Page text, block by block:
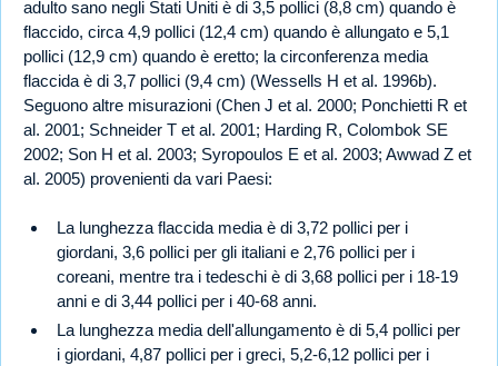
adulto sano negli Stati Uniti è di 3,5 pollici (8,8 cm) quando è
flaccido, circa 4,9 pollici (12,4 cm) quando è allungato e 5,1
pollici (12,9 cm) quando è eretto; la circonferenza media
flaccida è di 3,7 pollici (9,4 cm) (Wessells H et al. 1996b).
Seguono altre misurazioni (Chen J et al. 2000; Ponchietti R et
al. 2001; Schneider T et al. 2001; Harding R, Colombok SE
2002; Son H et al. 2003; Syropoulos E et al. 2003; Awwad Z et
al. 2005) provenienti da vari Paesi:
La lunghezza flaccida media è di 3,72 pollici per i
giordani, 3,6 pollici per gli italiani e 2,76 pollici per i
coreani, mentre tra i tedeschi è di 3,68 pollici per i 18-19
anni e di 3,44 pollici per i 40-68 anni.
La lunghezza media dell'allungamento è di 5,4 pollici per
i giordani, 4,87 pollici per i greci, 5,2-6,12 pollici per i